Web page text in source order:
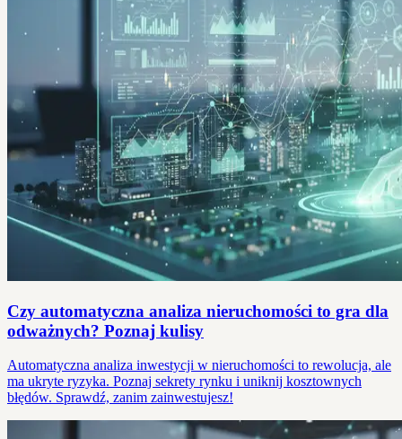
Czy automatyczna analiza nieruchomości to gra dla
odważnych? Poznaj kulisy
Automatyczna analiza inwestycji w nieruchomości to rewolucja, ale
ma ukryte ryzyka. Poznaj sekrety rynku i uniknij kosztownych
błędów. Sprawdź, zanim zainwestujesz!